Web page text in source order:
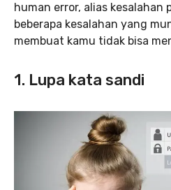
human error, alias
beberapa kesalahan yang
membuat kamu tidak bisa
1. Lupa kata sandi